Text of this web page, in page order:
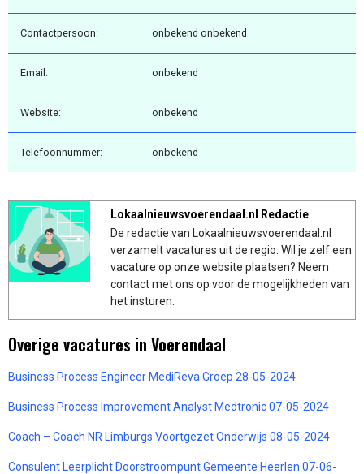
Contactpersoon: onbekend onbekend
Email: onbekend
Website: onbekend
Telefoonnummer: onbekend
Lokaalnieuwsvoerendaal.nl Redactie
De redactie van Lokaalnieuwsvoerendaal.nl
verzamelt vacatures uit de regio. Wil je zelf een
vacature op onze website plaatsen? Neem
contact met ons op voor de mogelijkheden van
het insturen.
Overige vacatures in Voerendaal
Business Process Engineer MediReva Groep 28-05-2024
Business Process Improvement Analyst Medtronic 07-05-2024
Coach – Coach NR Limburgs Voortgezet Onderwijs 08-05-2024
Consulent Leerplicht Doorstroompunt Gemeente Heerlen 07-06-